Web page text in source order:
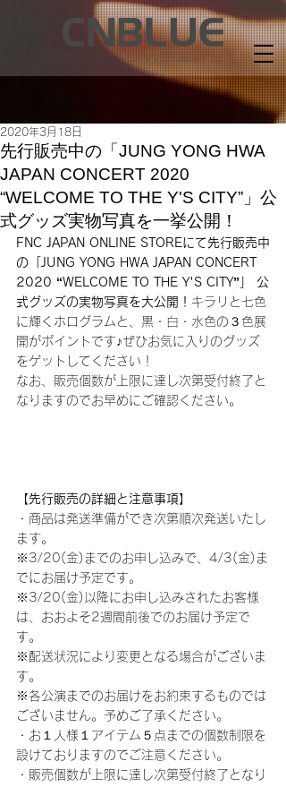
先行販売中の「JUNG YONG HWA
JAPAN CONCERT 2020
“WELCOME TO THE Y'S CITY”」公
式グッズ実物写真を一挙公開！
2020年3月18日
FNC JAPAN ONLINE STOREにて先行販売中
の「JUNG YONG HWA JAPAN CONCERT
2020 “WELCOME TO THE Y'S CITY”」 公
式グッズの実物写真を大公開！ キラリと七色
に輝くホログラムと、黒・白・水色の３色展
開がポイントです♪ぜひお気に入りのグッズ
をゲットしてください！
なお、販売個数が上限に達し次第受付終了と
なりますのでお早めにご確認ください。
【先行販売の詳細と注意事項】
・商品は発送準備ができ次第順次発送いたし
ます。
※3/20(金)までのお申し込みで、4/3(金)ま
でにお届け予定です。
※3/20(金)以降にお申し込みされたお客様
は、おおよそ2週間前後でのお届け予定で
す。
※配送状況により変更となる場合がございま
す。
※各公演までのお届けをお約束するものでは
ございません。予めご了承ください。
・お１人様１アイテム５点までの個数制限を
設けておりますのでご注意ください。
・販売個数が上限に達し次第受付終了となり